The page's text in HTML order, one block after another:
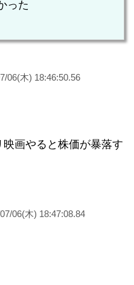
った
06(木) 18:46:50.56
画やると株価が暴落す
06(木) 18:47:08.84